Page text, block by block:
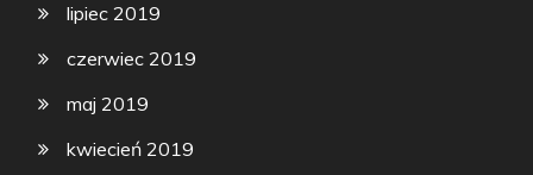
lipiec 2019
czerwiec 2019
maj 2019
kwiecień 2019